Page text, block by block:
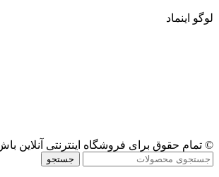
لوگو اینماد
© تمام حقوق برای فروشگاه اینترنتی
جستجو